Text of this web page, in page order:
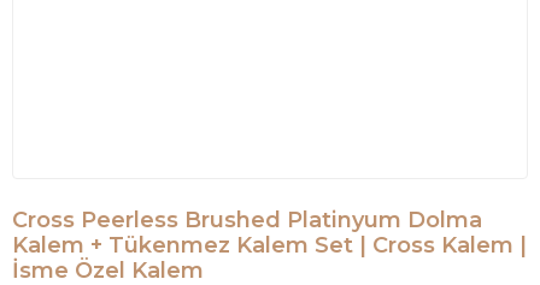
Cross Peerless Brushed Platinyum Dolma
Kalem + Tükenmez Kalem Set | Cross Kalem |
İsme Özel Kalem